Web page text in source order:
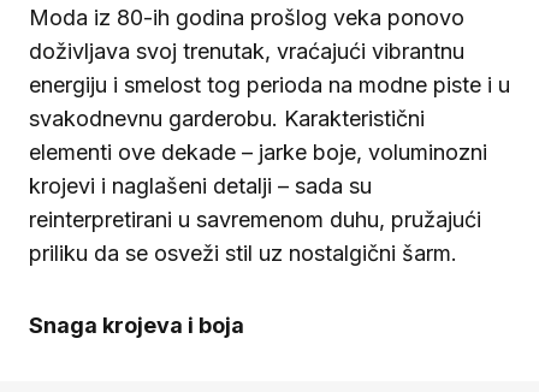
Moda iz 80-ih godina prošlog veka ponovo
doživljava svoj trenutak, vraćajući vibrantnu
energiju i smelost tog perioda na modne piste i u
svakodnevnu garderobu. Karakteristični
elementi ove dekade – jarke boje, voluminozni
krojevi i naglašeni detalji – sada su
reinterpretirani u savremenom duhu, pružajući
priliku da se osveži stil uz nostalgični šarm.
Snaga krojeva i boja